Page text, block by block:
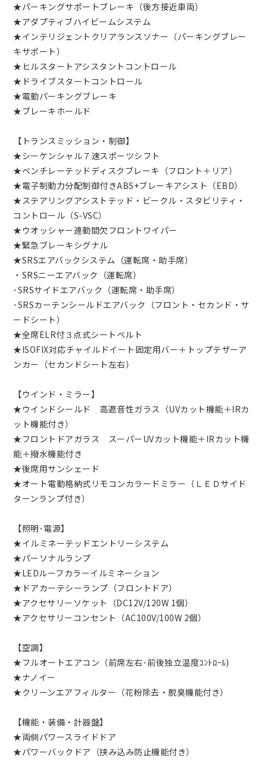
★パーキングサポートブレーキ（後方接近車両）
★アダプティブハイビームシステム
★インテリジェントクリアランスソナー（パーキングブレー
キサポート）
★ヒルスタートアシスタントコントロール
★ドライブスタートコントロール
★電動パーキングブレーキ
★ブレーキホールド
【トランスミッション・制御】
★シーケンシャル７速スポーツシフト
★ベンチレーテッドディスクブレーキ（フロント＋リア）
★電子制動力分配制御付きABS+ブレーキアシスト（EBD）
★ステアリングアシストテッド・ビークル・スタビリティ・
コントロール（S-VSC）
★ウオッシャー連動間欠フロントワイパー
★緊急ブレーキシグナル
★SRSエアバックシステム（運転席・助手席）
・SRSニーエアバック（運転席）
･SRSサイドエアバック（運転席・助手席）
･SRSカーテンシールドエアバック（フロント・セカンド・サ
ードシート）
★全席ELR付３点式シートベルト
★ISOFIX対応チャイルドイート固定用バー＋トップテザーア
ンカー（セカンドシート左右）
【ウインド・ミラー】
★ウインドシールド 高遮音性ガラス（UVカット機能＋IRカ
ット機能付き）
★フロントドアガラス スーパーUVカット機能＋IRカット機
能＋撥水機能付き
★後席用サンシェード
★オート電動格納式リモコンカラードミラー（ＬＥＤサイド
ターンランプ付き）
【照明･電源】
★イルミネーテッドエントリーシステム
★パーソナルランプ
★LEDルーフカラーイルミネーション
★ドアカーテシーランプ（フロントドア）
★アクセサリーソケット（DC12V/120W 1個）
★アクセサリーコンセント（AC100V/100W 2個）
【空調】
★フルオートエアコン（前席左右･前後独立温度ｺﾝﾄﾛｰﾙ)
★ナノイー
★クリーンエアフィルター（花粉除去・脱臭機能付き）
【機能・装備・計器盤】
★両側パワースライドドア
★パワーバックドア（挟み込み防止機能付き）